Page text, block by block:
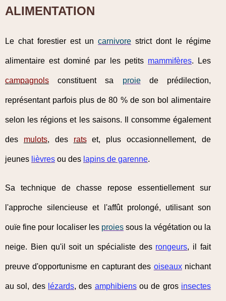
ALIMENTATION
Le chat forestier est un carnivore strict dont le régime
alimentaire est dominé par les petits mammifères. Les
campagnols constituent sa proiede prédilection,
représentant parfois plus de 80 % de son bol alimentaire
selon les régions et les saisons. Il consomme également
des mulots, des ratset, plus occasionnellement, de
jeunes lièvres ou des lapins de garenne.
Sa technique de chasse repose essentiellement sur
l'approche silencieuse et l'affût prolongé, utilisant son
ouïe fine pour localiser les proies sous la végétation ou la
neige. Bien qu'il soit un spécialiste des rongeurs, il fait
preuve d'opportunisme en capturant des oiseauxnichant
au sol, des lézards, des amphibiensou de gros insectes